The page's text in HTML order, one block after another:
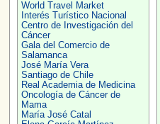
World Travel Market
Interés Turístico Nacional
Centro de Investigación del
Cáncer
Gala del Comercio de
Salamanca
José María Vera
Santiago de Chile
Real Academia de Medicina
Oncología de Cáncer de
Mama
María José Catal